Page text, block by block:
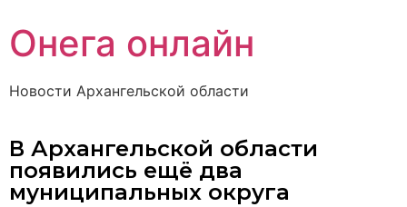
Онега онлайн
Новости Архангельской области
В Архангельской области
появились ещё два
муниципальных округа